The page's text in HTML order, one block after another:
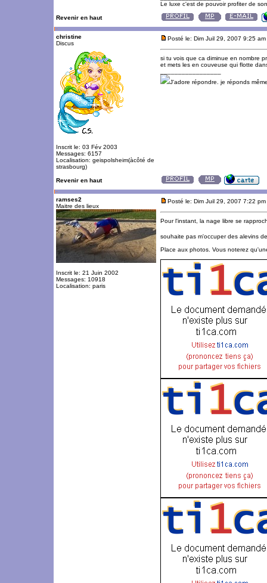
Le luxe c'est de pouvoir profiter de
Revenir en haut
christine
Discus
Inscrit le: 03 Fév 2003
Messages: 6157
Localisation: geispolsheim(àcôté de
strasbourg)
Posté le: Dim Juil 29, 2007 9:25 am
si tu vois que ca diminue en nombre
et mets les en couveuse qui flotte
J'adore répondre. je réponds
Revenir en haut
ramses2
Maitre des lieux
Inscrit le: 21 Juin 2002
Messages: 10918
Localisation: paris
Posté le: Dim Juil 29, 2007 7:22 pm
Pour l'instant, la nage libre se
souhaite pas m'occuper des alevins
Place aux photos. Vous noterez